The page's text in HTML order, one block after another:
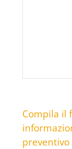
Compila il